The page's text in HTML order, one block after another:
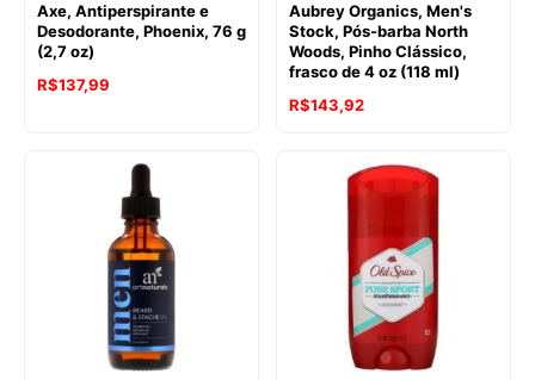
Axe, Antiperspirante e
Desodorante, Phoenix, 76 g
(2,7 oz)
R$137,99
Aubrey Organics, Men's
Stock, Pós-barba North
Woods, Pinho Clássico,
frasco de 4 oz (118 ml)
R$143,92